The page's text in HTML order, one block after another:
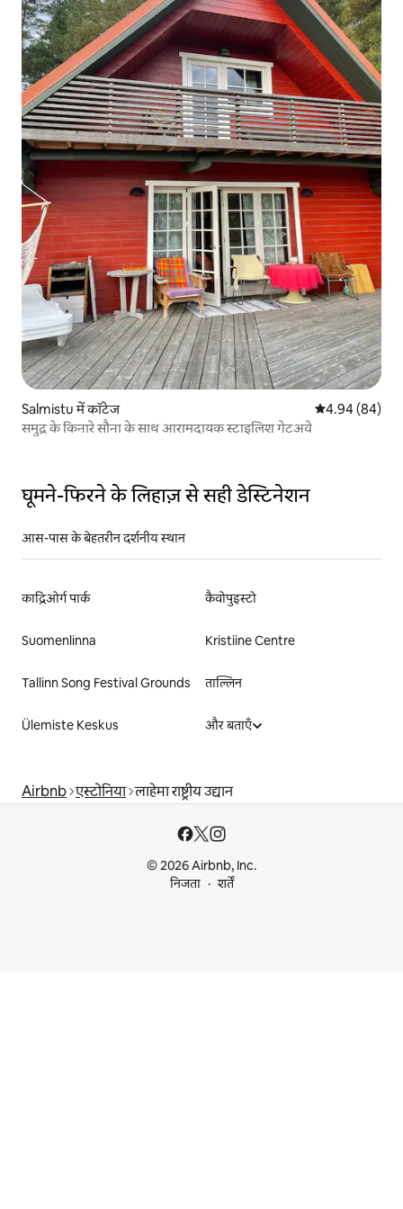
Salmistu में कॉटेज औसत रेटिंग 5 में
4.94 (84)
समुद्र के किनारे सौना के साथ आरामदायक स्टाइलिश गेटअवे
घूमने-फिरने के लिहाज़ से सही डेस्टिनेशन
आस-पास के बेहतरीन दर्शनीय स्थान
काद्रिओर्ग पार्क कैवोपुइस्टो
Suomenlinna Kristiine Centre
Tallinn Song Festival Grounds ताल्लिन
Ülemiste Keskus और बताएँ
Airbnb एस्टोनिया लाहेमा राष्ट्रीय उद्यान
© 2026 Airbnb, Inc.
निजता
शर्तें